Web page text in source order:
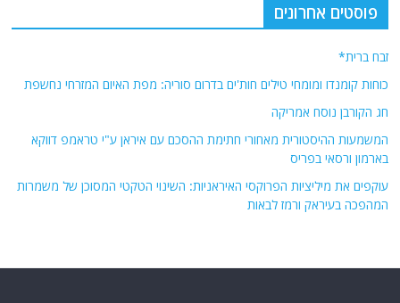
פוסטים אחרונים
זבח ברית*
כוחות קומנדו ומומחי טילים חות'ים בדרום סוריה: מפת האיום המזרחי נחשפת
חג הקורבן נוסח אמריקה
המשמעות ההיסטורית מאחורי חתימת ההסכם עם איראן ע"י טראמפ דווקא
בארמון ורסאי בפריס
עוקפים את מיליציות הפרוקסי האיראניות: השינוי הטקטי המסוכן של משמרות
המהפכה בעיראק ורמז לבאות